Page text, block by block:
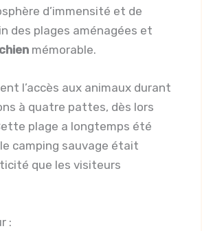
d’immensité et de
des plages aménagées et
mémorable.
l’accès aux animaux durant
à quatre pattes, dès lors
plage a longtemps été
camping sauvage était
que les visiteurs
: